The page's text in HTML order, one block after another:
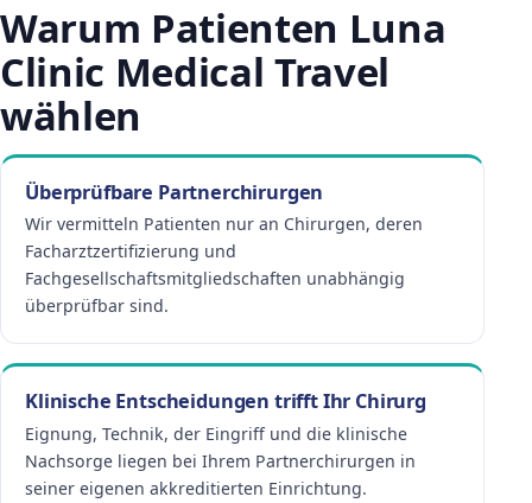
Warum Patienten Luna
Clinic Medical Travel
wählen
Überprüfbare Partnerchirurgen
Wir vermitteln Patienten nur an Chirurgen, deren
Facharztzertifizierung und
Fachgesellschaftsmitgliedschaften unabhängig
überprüfbar sind.
Klinische Entscheidungen trifft Ihr Chirurg
Eignung, Technik, der Eingriff und die klinische
Nachsorge liegen bei Ihrem Partnerchirurgen in
seiner eigenen akkreditierten Einrichtung.